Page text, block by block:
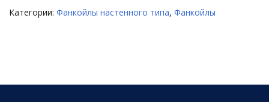
Категории: Фанкойлы настенного типа, Фанкойлы